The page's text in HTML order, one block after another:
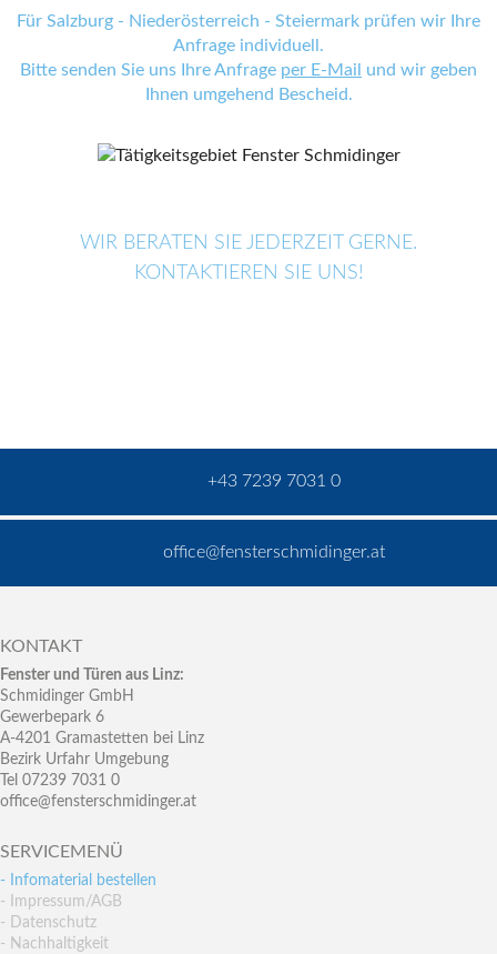
Für Salzburg - Niederösterreich - Steiermark prüfen wir Ihre
Anfrage individuell.
Bitte senden Sie uns Ihre Anfrage per E-Mail
und wir geben
Ihnen umgehend Bescheid.
WIR BERATEN SIE JEDERZEIT GERNE.
KONTAKTIEREN SIE UNS!
+43 7239 7031 0
office@fensterschmidinger.at
KONTAKT
Fenster und Türen aus Linz:
Schmidinger GmbH
Gewerbepark 6
A-4201 Gramastetten bei Linz
Bezirk Urfahr Umgebung
Tel 07239 7031 0
office@fensterschmidinger.at
SERVICEMENÜ
- Infomaterial bestellen
- Impressum/AGB
- Datenschutz
- Nachhaltigkeit